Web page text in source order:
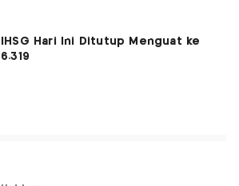
IHSG Hari Ini Ditutup Menguat ke
6.319